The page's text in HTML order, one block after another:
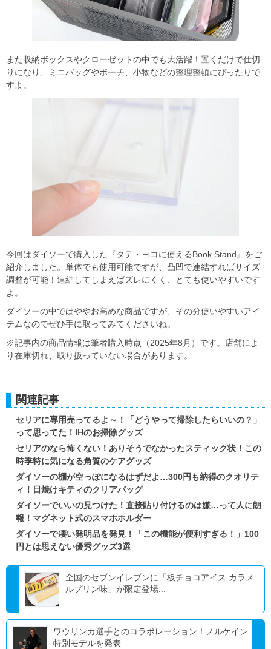
また収納ボックスやクローゼットの中でも大活躍！置くだけで仕切
りになり、ミニバッグやポーチ、小物などの整理整頓にぴったりで
すよ。
今回はダイソーで購入した『タテ・ヨコに使えるBook Stand』をご
紹介しました。単体でも使用可能ですが、凸凹で連結すればサイズ
調整が可能！連結してしまえばズレにくく、とても使いやすいです
よ。
ダイソーの中ではややお高めな商品ですが、その分使いやすいアイ
テムなのでぜひ手に取ってみてくださいね。
※記事内の商品情報は筆者購入時点（2025年8月）です。店舗によ
り在庫切れ、取り扱っていない場合があります。
関連記事
セリアに専用売ってるよ～！「どうやって掃除したらいいの？」
って思ってた！IHのお掃除グッズ
セリアのなら怖くない！ありそうでなかったスティック状！この
時季特に気になる角質のケアグッズ
ダイソーの棚が空っぽになるはずだよ…300円も納得のクオリテ
ィ！日焼けキティのクリアバッグ
ダイソーでいいの見つけた！直接貼り付けるのは嫌…って人に朗
報！マグネット式のスマホホルダー
ダイソーで凄い発明品を発見！「この機能が便利すぎる！」100
円とは思えない優秀グッズ3選
全国のセブンイレブンに「板チョコアイス カラメ
ルプリン味」が限定登場...
ワウリンカ選手とのコラボレーション！ノルケイン
特別モデルを発表